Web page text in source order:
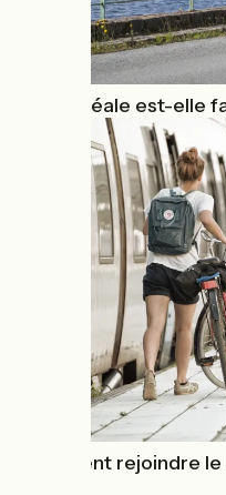
La Vélidéale est-elle
Comment rejoindre